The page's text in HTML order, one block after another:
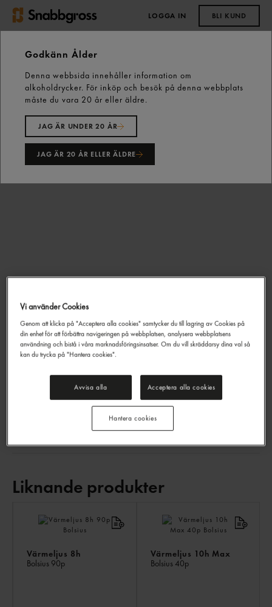
LOGGA IN BLI KUND
Start Ljus Värmeljus Värmeljus 6h 100p Bolsius
Bolsius100p
EAN: 8717847068064
LOGGA IN
Generell produktinfo
Liknande produkter
Värmeljus 8h
Bolsius 90p
Värmeljus 10h Max
Bolsius 40p
Godkänn Ålder
Denna webbsida innehåller information om
alkoholdrycker. För inköp och besök på denna webbplats
måste du vara 20 år eller äldre.
JAG ÄR UNDER 20 ÅR
JAG ÄR 20 ÅR ELLER ÄLDRE
Vi använder Cookies
Genom att klicka på "Acceptera alla cookies" samtycker du till lagring av Cookies på
din enhet för att förbättra navigeringen på webbplatsen, analysera webbplatsens
användning och bistå i våra marknadsföringsinsatser. Om du vill skräddarsy dina val så
kan du trycka på "Hantera cookies".
Avvisa alla Acceptera alla cookies
Hantera cookies